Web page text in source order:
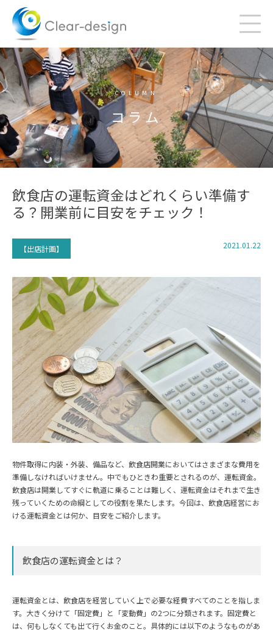
content
COLUMN
コラム
飲食店の運転資金はどれくらい準備す
る？開業前に目安をチェック！
【出店計画】 2021.01.22
物件取得に内装・外装、備品など、飲食店開業においてはさまざまな費用を
準備しなければいけません。中でもひときわ重要とされるのが、運転資金。
飲食店は開業してすぐに軌道に乗ることは難しく、運転資金はそれまで生き
残っていくための命綱としての役割を果たします。今回は、飲食店経営にお
ける運転資金とは何か、目安をご紹介します。
飲食店の運転資金とは？
運転資金とは、飲食店を経営していく上で必要な経費すべてのことを指しま
す。大きく分けて「固定費」と「変動費」の2つに分類されます。固定費と
は、何もしなくても出て行くお金のこと。具体的には以下のようなものがあ